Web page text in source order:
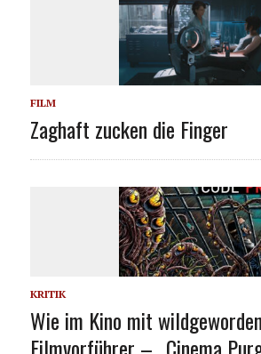
FILM
Zaghaft zucken die Finger
KRITIK
Wie im Kino mit